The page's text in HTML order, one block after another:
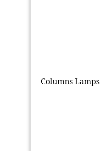
Columns Lamps